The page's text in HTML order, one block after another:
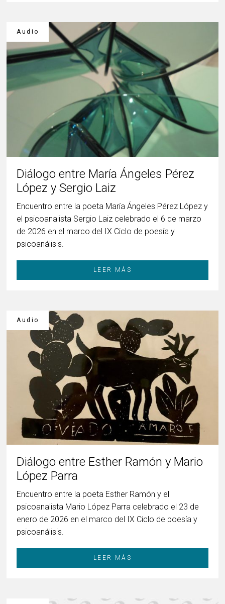
Audio
Diálogo entre María Ángeles Pérez
López y Sergio Laiz
Encuentro entre la poeta María Ángeles Pérez López y
el psicoanalista Sergio Laiz celebrado el 6 de marzo
de 2026 en el marco del IX Ciclo de poesía y
psicoanálisis.
LEER MÁS
Audio
Diálogo entre Esther Ramón y Mario
López Parra
Encuentro entre la poeta Esther Ramón y el
psicoanalista Mario López Parra celebrado el 23 de
enero de 2026 en el marco del IX Ciclo de poesía y
psicoanálisis.
LEER MÁS